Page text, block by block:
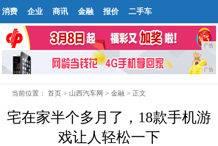
消费 企业 商讯 金融 报价 二手车
广告
广告
当前位置：首页 > 山西汽车网 >金融 > 正文
宅在家半个多月了，18款手机游
戏让人轻松一下​